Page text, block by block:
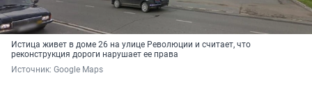
Истица живет в доме 26 на улице Революции и считает, что
реконструкция дороги нарушает ее права
Источник: Google Maps